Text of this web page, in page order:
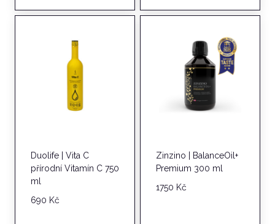
Duolife | Vita C
přírodní Vitamín C 750
ml
690 Kč
Zinzino | BalanceOil+
Premium 300 ml
1750 Kč